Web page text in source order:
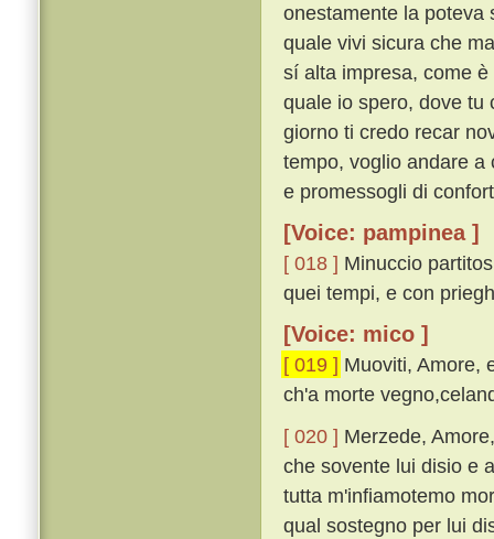
onestamente la poteva
quale vivi sicura che
sí alta impresa, come
quale io spero, dove tu
giorno ti credo recar
tempo, voglio andare a
e promessogli di
[Voice: pampinea ]
[ 018 ] Minuccio
quei tempi, e con
[Voice: mico ]
[ 019 ] Muoviti, Amore,
ch'a morte
[ 020 ] Merzede,
che sovente lui disio e
tutta m'infiamotemo
qual sostegno per lui